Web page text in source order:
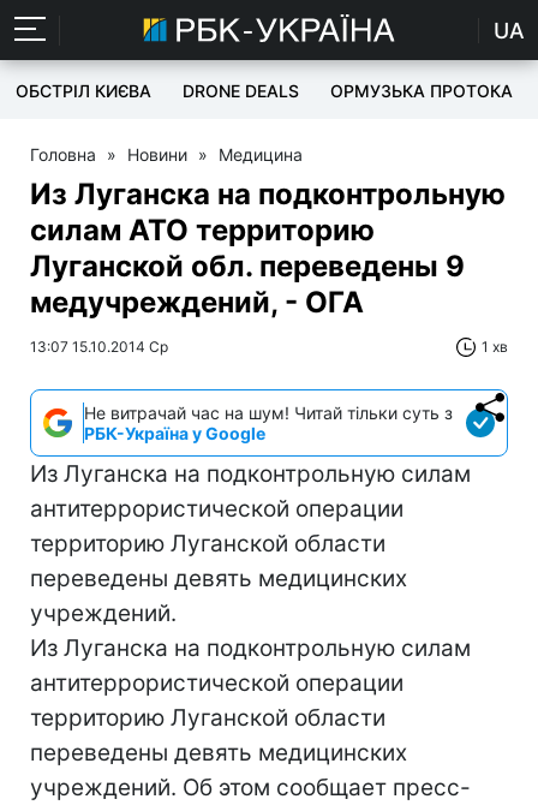
UA
ОБСТРІЛ КИЄВА DRONE DEALS ОРМУЗЬКА ПРОТОКА
Головна » Новини » Медицина
Из Луганска на подконтрольную
силам АТО территорию
Луганской обл. переведены 9
медучреждений, - ОГА
13:07 15.10.2014 Ср 1 хв
Не витрачай час на шум! Читай тільки суть з
РБК-Україна у Google
Из Луганска на подконтрольную силам
антитеррористической операции
территорию Луганской области
переведены девять медицинских
учреждений.
Из Луганска на подконтрольную силам
антитеррористической операции
территорию Луганской области
переведены девять медицинских
учреждений. Об этом сообщает пресс-